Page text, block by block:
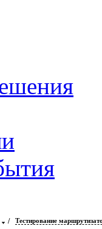
/ Тестирование